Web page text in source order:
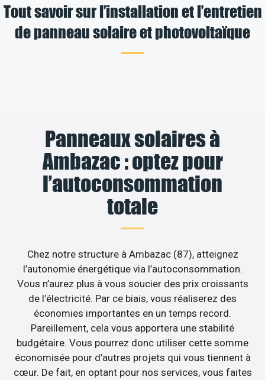
Tout savoir sur l’installation et l’entretien
de panneau solaire et photovoltaïque
Panneaux solaires à
Ambazac : optez pour
l’autoconsommation
totale
Chez notre structure à Ambazac (87), atteignez
l’autonomie énergétique via l’autoconsommation.
Vous n’aurez plus à vous soucier des prix croissants
de l’électricité. Par ce biais, vous réaliserez des
économies importantes en un temps record.
Pareillement, cela vous apportera une stabilité
budgétaire. Vous pourrez donc utiliser cette somme
économisée pour d’autres projets qui vous tiennent à
cœur. De fait, en optant pour nos services, vous faites